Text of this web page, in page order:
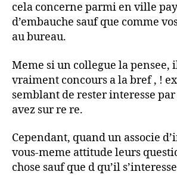
cela concerne parmi en ville
d’embauche sauf que comme
au bureau.
Meme si un collegue la pensee,
vraiment concours a la bref , !
semblant de rester interesse
avez sur re re.
Cependant, quand un associe
vous-meme attitude leurs
chose sauf que d qu’il